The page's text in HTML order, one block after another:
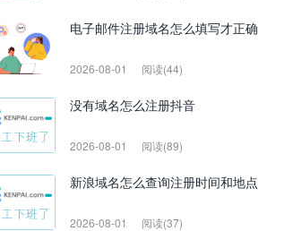
电子邮件注册域名怎么填写才正确
2026-08-01 阅读(44)
没有域名怎么注册抖音
2026-08-01 阅读(89)
新浪域名怎么查询注册时间和地点
2026-08-01 阅读(37)